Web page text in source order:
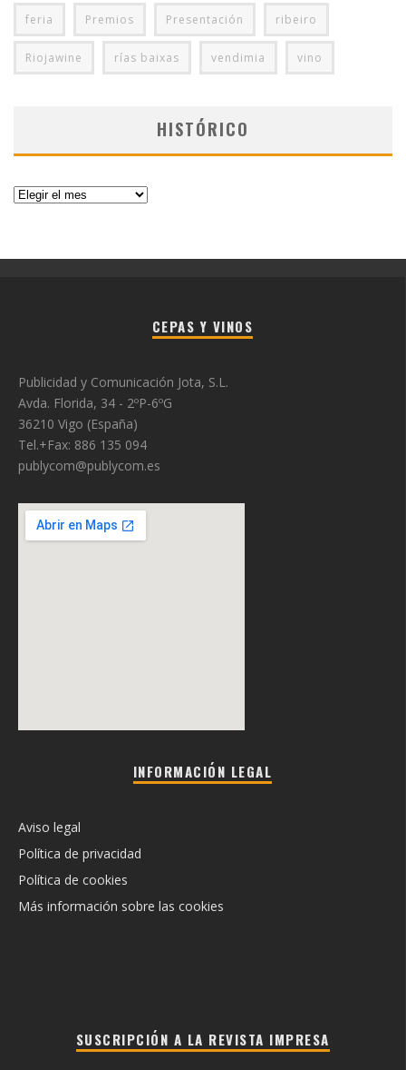
feria Premios Presentación ribeiro
Riojawine rías baixas vendimia vino
HISTÓRICO
Histórico
CEPAS Y VINOS
Publicidad y Comunicación Jota, S.L.
Avda. Florida, 34 - 2ºP-6ºG
36210 Vigo (España)
Tel.+Fax: 886 135 094
publycom@publycom.es
INFORMACIÓN LEGAL
Aviso legal
Política de privacidad
Política de cookies
Más información sobre las cookies
SUSCRIPCIÓN A LA REVISTA IMPRESA